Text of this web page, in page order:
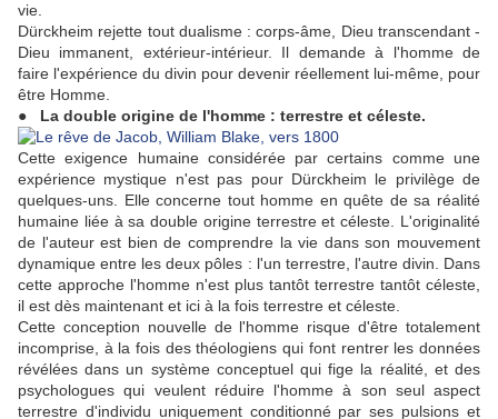
vie.
Dürckheim rejette tout dualisme : corps-âme, Dieu transcendant -
Dieu immanent, extérieur-intérieur. Il demande à l'homme de
faire l'expérience du divin pour devenir réellement lui-même, pour
être Homme.
● La double origine de l'homme : terrestre et céleste.
Cette exigence humaine considérée par certains comme une
expérience mystique n'est pas pour Dürckheim le privilège de
quelques-uns. Elle concerne tout homme en quête de sa réalité
humaine liée à sa double origine terrestre et céleste. L'originalité
de l'auteur est bien de comprendre la vie dans son mouvement
dynamique entre les deux pôles : l'un terrestre, l'autre divin. Dans
cette approche l'homme n'est plus tantôt terrestre tantôt céleste,
il est dès maintenant et ici à la fois terrestre et céleste.
Cette conception nouvelle de l'homme risque d'être totalement
incomprise, à la fois des théologiens qui font rentrer les données
révélées dans un système conceptuel qui fige la réalité, et des
psychologues qui veulent réduire l'homme à son seul aspect
terrestre d'individu uniquement conditionné par ses pulsions et